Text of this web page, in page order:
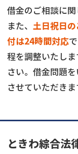
借金のご相談に関
また、 土日祝日
付は24時間対応
程を調整いたし
さい。借金問題
させていただきま
ときわ綜合法